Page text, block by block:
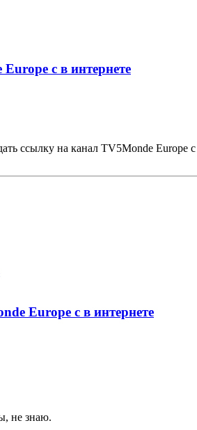
с в интернете
ссылку на канал TV5Monde Europe
Europe с в интернете
не знаю.